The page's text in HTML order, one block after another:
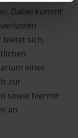
Dabei kommt
bietet sich,
eines
zur
sowie hiermit
an.